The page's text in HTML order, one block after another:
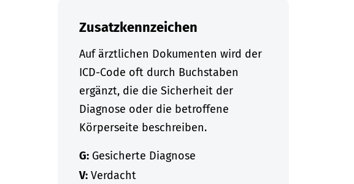
Zusatzkennzeichen
Auf ärztlichen Dokumenten wird der
ICD-Code oft durch Buchstaben
ergänzt, die die Sicherheit der
Diagnose oder die betroffene
Körperseite beschreiben.
G:Gesicherte Diagnose
V:Verdacht